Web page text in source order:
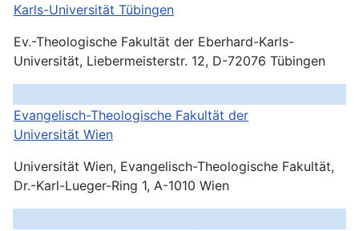
Karls-Universität Tübingen
Ev.-Theologische Fakultät der Eberhard-Karls-
Universität, Liebermeisterstr. 12, D-72076 Tübingen
Evangelisch-Theologische Fakultät der
Universität Wien
Universität Wien, Evangelisch-Theologische Fakultät,
Dr.-Karl-Lueger-Ring 1, A-1010 Wien